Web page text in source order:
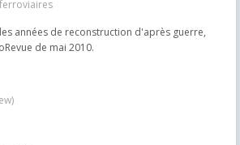
années de reconstruction d'après guerre,
de mai 2010.